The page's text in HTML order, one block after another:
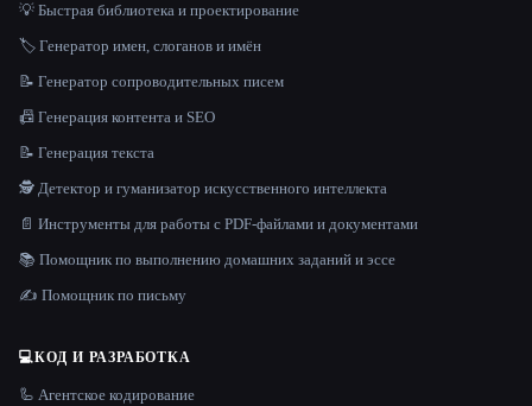
💡 Быстрая библиотека и проектирование
🏷️ Генератор имен, слоганов и имён
📝 Генератор сопроводительных писем
📠 Генерация контента и SEO
📝 Генерация текста
🕵️ Детектор и гуманизатор искусственного интеллекта
📄 Инструменты для работы с PDF-файлами и документами
📚 Помощник по выполнению домашних заданий и эссе
✍️ Помощник по письму
💻КОД И РАЗРАБОТКА
🦾 Агентское кодирование